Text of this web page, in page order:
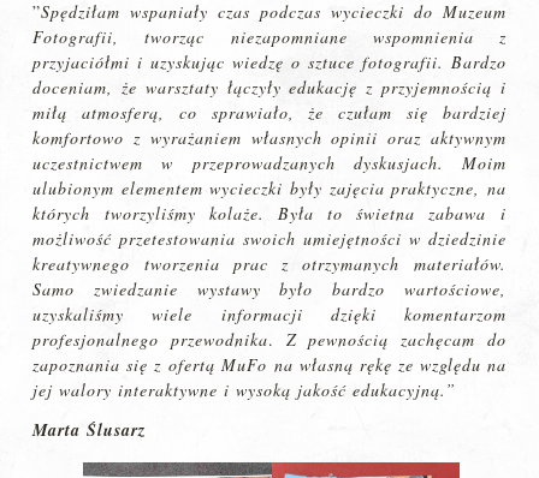
”Spędziłam wspaniały czas podczas wycieczki do Muzeum
Fotografii, tworząc niezapomniane wspomnienia z
przyjaciółmi i uzyskując wiedzę o sztuce fotografii. Bardzo
doceniam, że warsztaty łączyły edukację z przyjemnością i
miłą atmosferą, co sprawiało, że czułam się bardziej
komfortowo z wyrażaniem własnych opinii oraz aktywnym
uczestnictwem w przeprowadzanych dyskusjach. Moim
ulubionym elementem wycieczki były zajęcia praktyczne, na
których tworzyliśmy kolaże. Była to świetna zabawa i
możliwość przetestowania swoich umiejętności w dziedzinie
kreatywnego tworzenia prac z otrzymanych materiałów.
Samo zwiedzanie wystawy było bardzo wartościowe,
uzyskaliśmy wiele informacji dzięki komentarzom
profesjonalnego przewodnika.
Z pewnością zachęcam do
zapoznania się z ofertą MuFo na własną rękę ze względu na
jej walory interaktywne i wysoką jakość edukacyjną.”
Marta Ślusarz